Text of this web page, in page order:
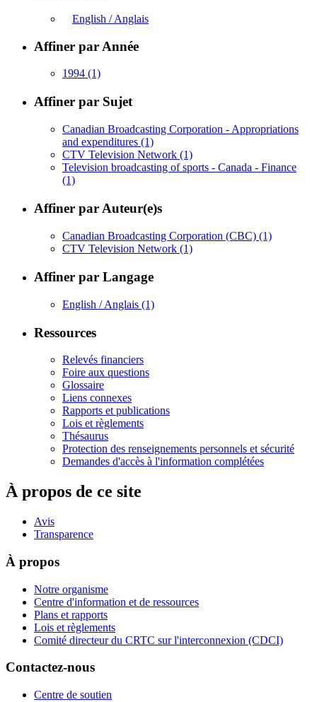
English / Anglais
Affiner par Année
1994 (1)
Affiner par Sujet
Canadian Broadcasting Corporation - Appropriations
and expenditures (1)
CTV Television Network (1)
Television broadcasting of sports - Canada - Finance
(1)
Affiner par Auteur(e)s
Canadian Broadcasting Corporation (CBC) (1)
CTV Television Network (1)
Affiner par Langage
English / Anglais (1)
Ressources
Relevés financiers
Foire aux questions
Glossaire
Liens connexes
Rapports et publications
Lois et règlements
Thésaurus
Protection des renseignements personnels et sécurité
Demandes d'accès à l'information complétées
À propos de ce site
Avis
Transparence
À propos
Notre organisme
Centre d'information et de ressources
Plans et rapports
Lois et règlements
Comité directeur du CRTC sur l'interconnexion (CDCI)
Contactez-nous
Centre de soutien